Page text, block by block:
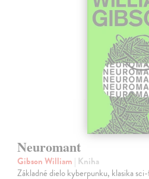
Neuromant
Gibson William | Kniha
Základné dielo kyberpunku, klasika